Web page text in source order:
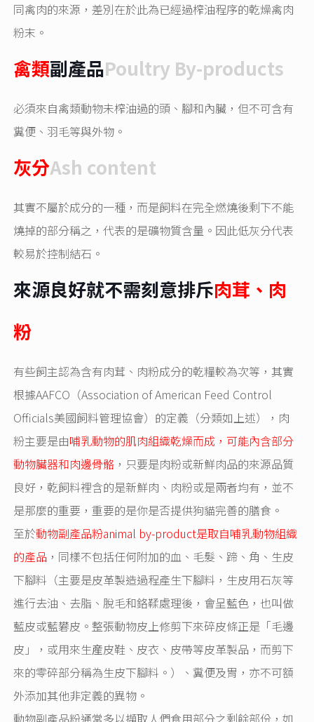
同禽肉的來源，差別在於此為已經過榨油程序的乾燥禽肉
粉末。
禽類副產品Poultry By-products
必須來自禽類動物未榨油過的頭、腳和內臟，但不可含有
糞便、羽毛等與外物。
灰分Ash content
其實不屬於成分的一種，而是飼料在完全燃燒後剩下不能
燒掉的部分稱之，代表的是礦物質含量。因此低灰分代表
較易於控制結石。
來源良好就不需刻意排斥肉茸、肉
粉
有些飼主認為含有肉茸、肉粉成分的乾糧較為次等，其實
根據AAFCO（Association of American Feed Control
Officials美國飼料管理協會）的定義（分類如上述），肉
粉主要是由哺乳動物的肌肉組織乾燥而成，可能內含部分
動物臟器和肉邊骨骼 ，只要是肉粉或新鮮肉品的來源品質
良好，乾飼料裡含的是新鮮肉、肉粉或是兩者均有，並不
是那麼的重要，重要的是你是否提供狗貓完善的膳食。
至於動物副產品粉animal by-product是取自哺乳動物組織
的產品 ，同樣不包括任何附加的血、毛髮、蹄、角、生皮
下腳料（主要是皮革製造過程產生下腳料，生皮用石灰等
進行去油、去脂、脫毛和鉻鞣處理後，會呈藍色，也叫做
藍皮或藍礬皮。整張動物皮上修剪下來碎皮條正是「毛邊
皮」，或用來生産皮鞋、皮衣、皮帶等皮革製品，而剪下
來的零碎部分稱為生皮下腳料。）、糞便及胃，亦不可額
外添加其他非定義的異物。